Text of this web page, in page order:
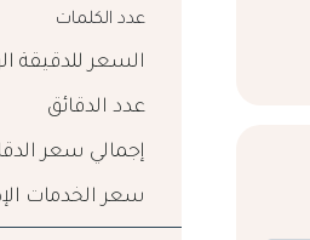
عدد الكلمات
السعر للدقيقة
عدد الدقائق
إجمالي سعر
سعر الخدمات